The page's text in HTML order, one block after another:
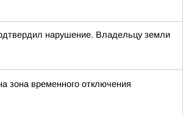
нарушение. Владельцу земли
зона временного отключения